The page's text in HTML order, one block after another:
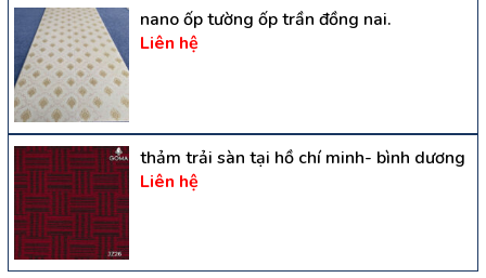
nano ốp tường ốp trần đồng nai.
Liên hệ
thảm trải sàn tại hồ chí minh- bình dương
Liên hệ